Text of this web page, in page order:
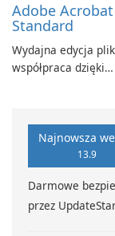
Adobe Acrobat
Standard
Wydajna edycja
współpraca dzięki
Najnowsza
13.9
Darmowe
przez